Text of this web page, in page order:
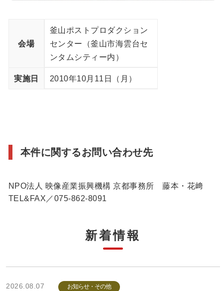
会場
釜山ポストプロダクション
センター（釜山市海雲台セ
ンタムシティー内）
実施日 2010年10月11日（月）
本件に関するお問い合わせ先
NPO法人 映像産業振興機構 京都事務所 藤本・花﨑
TEL&FAX／075-862-8091
新着情報
2026.08.07 お知らせ・その他